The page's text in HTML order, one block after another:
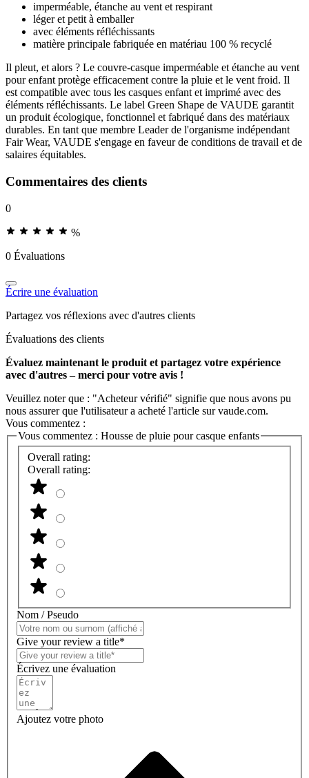
imperméable, étanche au vent et respirant
léger et petit à emballer
avec éléments réfléchissants
matière principale fabriquée en matériau 100 % recyclé
Il pleut, et alors ? Le couvre-casque imperméable et étanche au vent
pour enfant protège efficacement contre la pluie et le vent froid. Il
est compatible avec tous les casques enfant et imprimé avec des
éléments réfléchissants. Le label Green Shape de VAUDE garantit
un produit écologique, fonctionnel et fabriqué dans des matériaux
durables. En tant que membre Leader de l'organisme indépendant
Fair Wear, VAUDE s'engage en faveur de conditions de travail et de
salaires équitables.
Commentaires des clients
0
%
0 Évaluations
Écrire une évaluation
Partagez vos réflexions avec d'autres clients
Évaluations des clients
Évaluez maintenant le produit et partagez votre expérience
avec d'autres – merci pour votre avis !
Veuillez noter que : "Acheteur vérifié" signifie que nous avons pu
nous assurer que l'utilisateur a acheté l'article sur vaude.com.
Vous commentez :
Vous commentez : Housse de pluie pour casque enfants
Overall rating:
Overall rating:
Nom / Pseudo
Give your review a title*
Écrivez une évaluation
Ajoutez votre photo